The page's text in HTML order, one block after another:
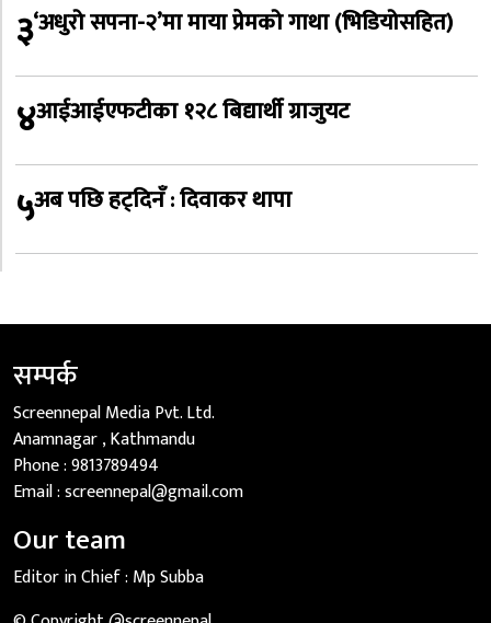
३‘अधुरो सपना-२’मा माया प्रेमको गाथा (भिडियोसहित)
४आईआईएफटीका १२८ बिद्यार्थी ग्राजुयट
५अब पछि हट्दिनँ : दिवाकर थापा
सम्पर्क
Screennepal Media Pvt. Ltd.
Anamnagar , Kathmandu
Phone :9813789494
Email :screennepal@gmail.com
Our team
Editor in Chief : Mp Subba